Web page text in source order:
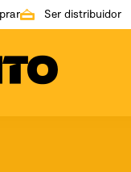
Ser distribuidor
inicial